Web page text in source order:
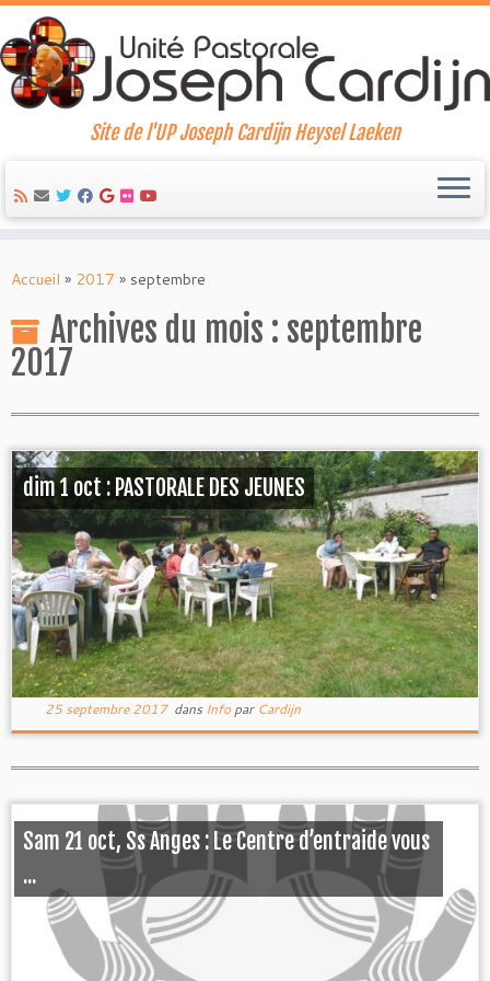
to
Site de l'UP Joseph Cardijn Heysel Laeken
Accueil » 2017 » septembre
Archives du mois : septembre
2017
dim 1 oct : PASTORALE DES JEUNES
25 septembre 2017dans Info par Cardijn
Sam 21 oct, Ss Anges : Le Centre d’entraide vous
...